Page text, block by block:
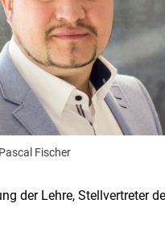
Kurte-Breul
Hilfskräfte
Fischer
der Lehre, Stellvertreter